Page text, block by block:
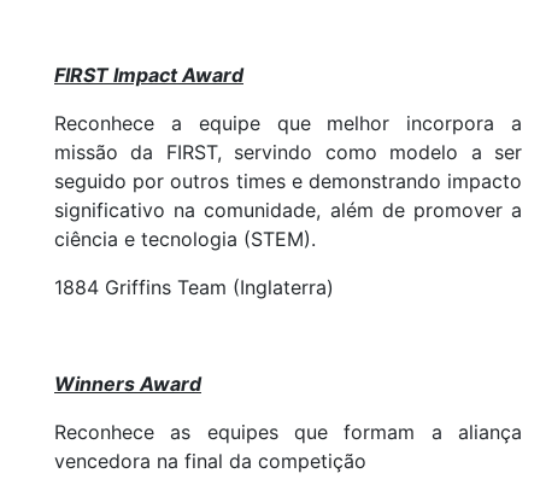
FIRST Impact Award
Reconhece a equipe que melhor incorpora a
missão da FIRST, servindo como modelo a ser
seguido por outros times e demonstrando impacto
significativo na comunidade, além de promover a
ciência e tecnologia (STEM).
1884 Griffins Team (Inglaterra)
Winners Award
Reconhece as equipes que formam a aliança
vencedora na final da competição